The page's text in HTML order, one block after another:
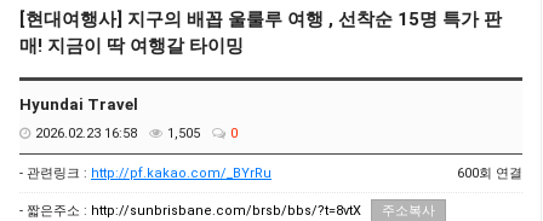
[현대여행사] 지구의 배꼽 울룰루 여행 , 선착순 15명 특가 판
매! 지금이 딱 여행갈 타이밍
Hyundai Travel
2026.02.23 16:58 1,505 0
- 관련링크 : http://pf.kakao.com/_BYrRu 600회 연결
- 짧은주소 : http://sunbrisbane.com/brsb/bbs/?t=8vtX 주소복사